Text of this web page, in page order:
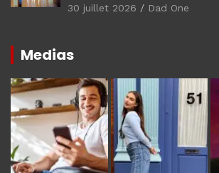
30 juillet 2026 Dad One
Medias